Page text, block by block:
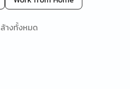
ล้างทั้งหมด